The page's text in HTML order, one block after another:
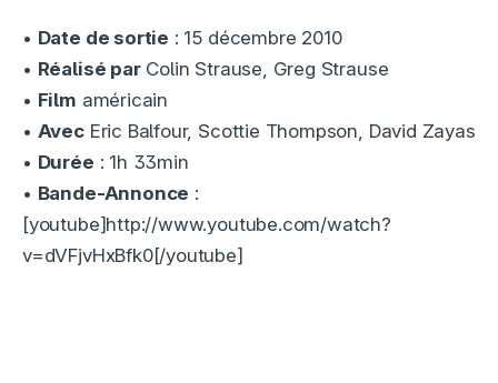
• Date de sortie : 15 décembre 2010
• Réalisé parColin Strause, Greg Strause
• Film américain
• AvecEric Balfour, Scottie Thompson, David Zayas
• Durée : 1h 33min
• Bande-Annonce :
[youtube]http://www.youtube.com/watch?
v=dVFjvHxBfk0[/youtube]